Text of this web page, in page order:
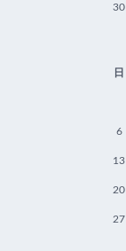
30
日
6
13
20
27